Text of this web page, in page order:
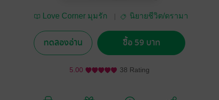
Love Corner มุมรัก
นิยายชีวิต/ดรามา
ทดลองอ่าน ซื้อ 59 บาท
5.00 38 Rating